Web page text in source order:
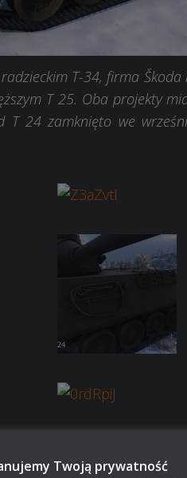
T-34, firma Škoda
T 25. Oba projekty
T 24 zamknięto we
Twoją prywatność